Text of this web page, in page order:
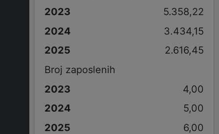
5.358,22
3.434,15
2.616,45
Broj zaposlenih
4,00
5,00
6,00